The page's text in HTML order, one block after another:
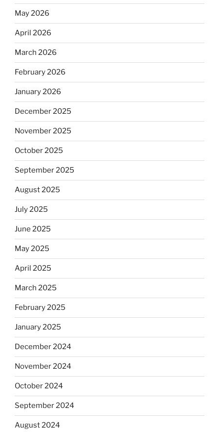
May 2026
April 2026
March 2026
February 2026
January 2026
December 2025
November 2025
October 2025
September 2025
August 2025
July 2025
June 2025
May 2025
April 2025
March 2025
February 2025
January 2025
December 2024
November 2024
October 2024
September 2024
August 2024